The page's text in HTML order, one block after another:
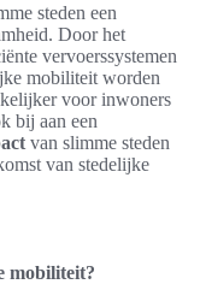
steden een
Door het
vervoerssystemen
mobiliteit worden
voor inwoners
bij aan een
van slimme steden
van stedelijke
mobiliteit?